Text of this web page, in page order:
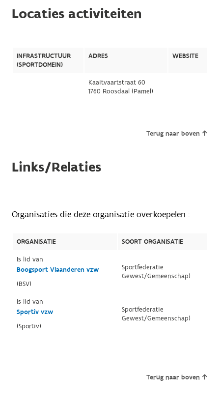
Locaties activiteiten
INFRASTRUCTUUR
(SPORTDOMEIN)
ADRES WEBSITE
Kaaitvaartstraat 60
1760 Roosdaal (Pamel)
Terug naar boven
Links/Relaties
Organisaties die deze organisatie overkoepelen :
ORGANISATIE
SOORT ORGANISATIE
Is lid van
Boogsport Vlaanderen vzw
(BSV)
Sportfederatie
Gewest/Gemeenschap)
Is lid van
Sportiv vzw
(Sportiv)
Sportfederatie
Gewest/Gemeenschap)
Terug naar boven